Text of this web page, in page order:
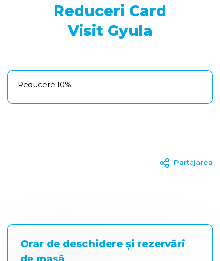
Reduceri Card
Visit Gyula
Reducere 10%
Partajarea
Orar de deschidere și rezervări
de masă